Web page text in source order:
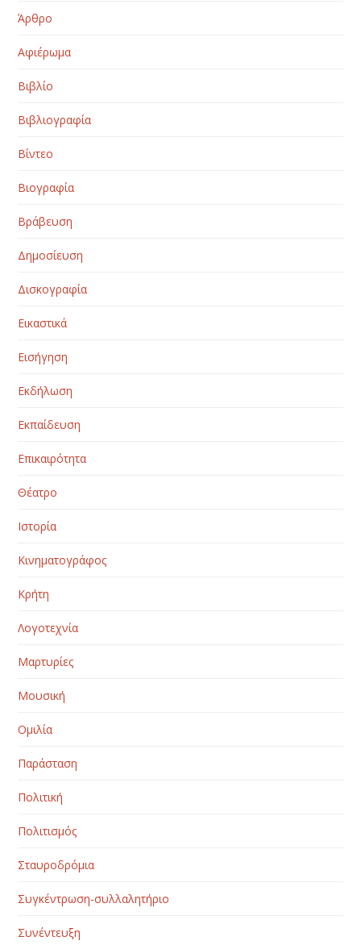
Άρθρο
Αφιέρωμα
Βιβλίο
Βιβλιογραφία
Βίντεο
Βιογραφία
Βράβευση
Δημοσίευση
Δισκογραφία
Εικαστικά
Εισήγηση
Εκδήλωση
Εκπαίδευση
Επικαιρότητα
Θέατρο
Ιστορία
Κινηματογράφος
Κρήτη
Λογοτεχνία
Μαρτυρίες
Μουσική
Ομιλία
Παράσταση
Πολιτική
Πολιτισμός
Σταυροδρόμια
Συγκέντρωση-συλλαλητήριο
Συνέντευξη